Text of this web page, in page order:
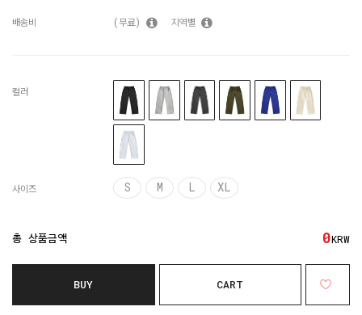
배송비 (무료) 지역별
컬러
사이즈 S M L XL
총 상품금액 0KRW
BUY CART